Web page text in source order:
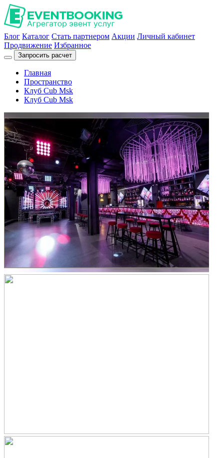
Блог Каталог Стать партнером Акции Личный кабинет
Продвижение Избранное
Запросить расчет
Главная
Пространство
Клуб Cub Msk
Клуб Cub Msk